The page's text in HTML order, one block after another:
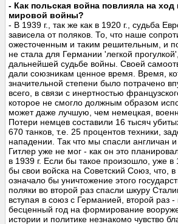
- Как польская война повлияла на
мировой войны?
- В 1939 г., так же как в 1920 г., судьба
зависела от поляков. То, что наше
ожесточенным и таким решительным, и
не стала для Германии 'легкой
дальнейшей судьбе войны. Своей
дали союзникам ценное время. Время,
значительной степени было потрачено
всего, в связи с инертностью
которое не смогло должным образом
может даже лучшую, чем немецкая,
Потери немцев составили 16 тысяч
670 танков, т.е. 25 процентов техники,
нападении. Так что мы спасли англичан
Гитлер уже не мог - как он это
в 1939 г. Если бы такое произошло, уже в
бы свои войска на Советский Союз, что, в
означало бы уничтожение этого
поляки во второй раз спасли шкуру
вступая в союз с Германией, второй раз
бесценный год на формирование
истории и политике незнакомо чувство